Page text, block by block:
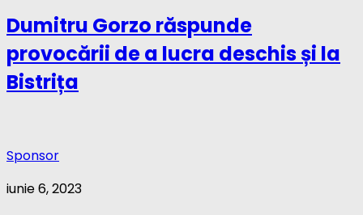
Dumitru Gorzo răspunde
provocării de a lucra deschis și la
Bistrița
Sponsor
iunie 6, 2023